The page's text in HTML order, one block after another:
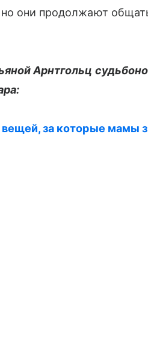
они продолжают
Арнтгольц
за которые мамы